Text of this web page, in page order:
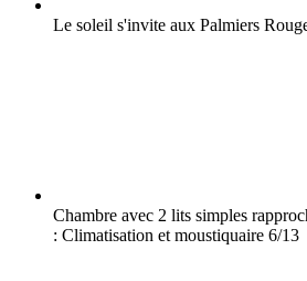
Le soleil s'invite aux Palmiers
Chambre avec 2 lits simples
: Climatisation et moustiquaire 6/13